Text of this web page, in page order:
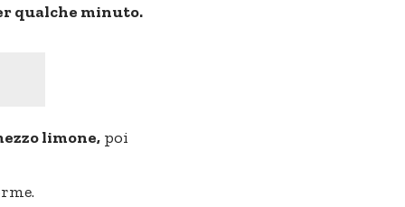
qualche minuto.
limone, poi